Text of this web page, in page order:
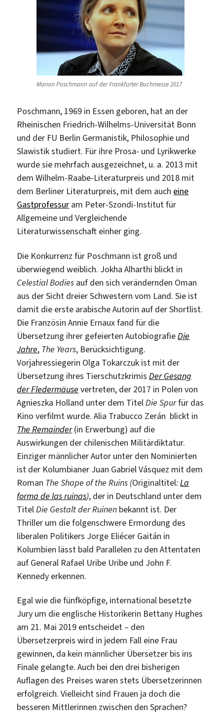
Marion Poschmann auf der Frankfurter Buchmesse 2017
Poschmann, 1969 in Essen geboren, hat an der
Rheinischen Friedrich-Wilhelms-Universität Bonn
und der FU Berlin Germanistik, Philosophie und
Slawistik studiert. Für ihre Prosa- und Lyrikwerke
wurde sie mehrfach ausgezeichnet, u. a. 2013 mit
dem Wilhelm-Raabe-Literaturpreis und 2018 mit
dem Berliner Literaturpreis, mit dem auch eine
Gastprofessur am Peter-Szondi-Institut für
Allgemeine und Vergleichende
Literaturwissenschaft einher ging.
Die Konkurrenz für Poschmann ist groß und
überwiegend weiblich. Jokha Alharthi blickt in
Celestial Bodies auf den sich verändernden Oman
aus der Sicht dreier Schwestern vom Land. Sie ist
damit die erste arabische Autorin auf der Shortlist.
Die Französin Annie Ernaux fand für die
Übersetzung ihrer gefeierten AutobiografieDie
Jahre, The Years, Berücksichtigung.
Vorjahressiegerin Olga Tokarczuk ist mit der
Übersetzung ihres TierschutzkrimisDer Gesang
der Fledermäuse vertreten, der 2017 in Polen von
Agnieszka Holland unter dem TitelDie Spurfür das
Kino verfilmt wurde. Alia Trabucco Zerán blickt in
The Remainder(in Erwerbung) auf die
Auswirkungen der chilenischen Militärdiktatur.
Einziger männlicher Autor unter den Nominierten
ist der Kolumbianer Juan Gabriel Vásquez mit dem
Roman The Shape of the Ruins (Originaltitel:La
forma de las ruinas), der in Deutschland unter dem
TitelDie Gestalt der Ruinen bekannt ist. Der
Thriller um die folgenschwere Ermordung des
liberalen Politikers Jorge Eliécer Gaitán in
Kolumbien lässt bald Parallelen zu den Attentaten
auf General Rafael Uribe Uribe und John F.
Kennedy erkennen.
Egal wie die fünfköpfige, international besetzte
Jury um die englische Historikerin Bettany Hughes
am 21. Mai 2019 entscheidet – den
Übersetzerpreis wird in jedem Fall eine Frau
gewinnen, da kein männlicher Übersetzer bis ins
Finale gelangte. Auch bei den drei bisherigen
Auflagen des Preises waren stets Übersetzerinnen
erfolgreich. Vielleicht sind Frauen ja doch die
besseren Mittlerinnen zwischen den Sprachen?